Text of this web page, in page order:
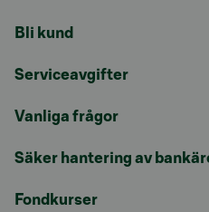
Bli kund
Serviceavgifter
Vanliga frågor
Säker hantering av
Fondkurser